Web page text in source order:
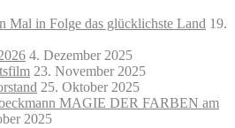
Mal in Folge das glücklichste Land 19.
4. Dezember 2025
23. November 2025
25. Oktober 2025
MAGIE DER FARBEN am
2025